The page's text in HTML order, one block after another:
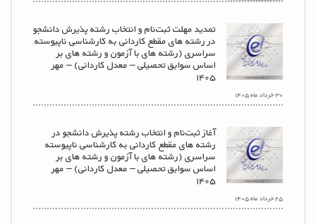
تمدید مهلت ثبت‌نام و انتخاب رشته پذیرش دانشجو
در رشته های مقطع کاردانی به کارشناسی ناپیوسته
سراسری (رشته های با آزمون و رشته های بر
اساس سوابق تحصیلی – معدل کاردانی) – مهر
۱۴۰۵
۳۰ خرداد ماه ۱۴۰۵
آغاز ثبت‌نام و انتخاب رشته پذیرش دانشجو در
رشته های مقطع کاردانی به کارشناسی ناپیوسته
سراسری (رشته های با آزمون و رشته های بر
اساس سوابق تحصیلی – معدل کاردانی) – مهر
۱۴۰۵
۲۵ خرداد ماه ۱۴۰۵